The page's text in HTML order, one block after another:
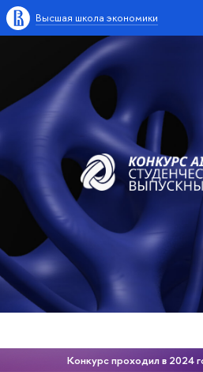
Высшая школа экономики
Конкурс проходил в 2024